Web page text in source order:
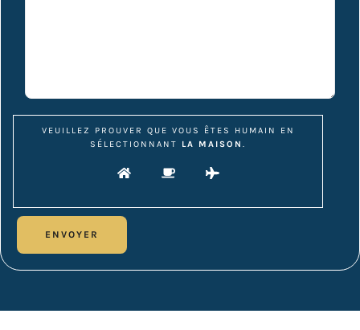
VEUILLEZ PROUVER QUE VOUS ÊTES HUMAIN EN
SÉLECTIONNANT
LA MAISON